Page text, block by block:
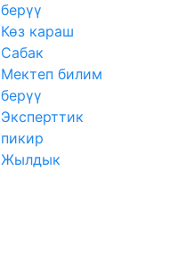
берүү
Көз караш
Сабак
Мектеп билим
берүү
Эксперттик
пикир
Жылдык